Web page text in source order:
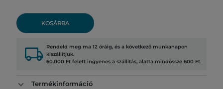
KOSÁRBA
local_shipping Rendeld meg ma 12 óráig, és a következő munkanapon
kiszállítjuk.
60.000 Ft felett ingyenes a szállítás, alatta mindössze 600 Ft.
Termékinformáció